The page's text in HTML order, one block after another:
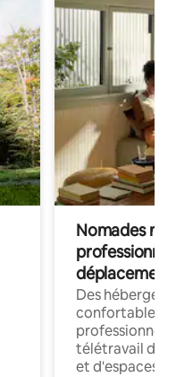
Nomades
déplacement
Des
confortables
professionnels
télétravail
et d'espaces